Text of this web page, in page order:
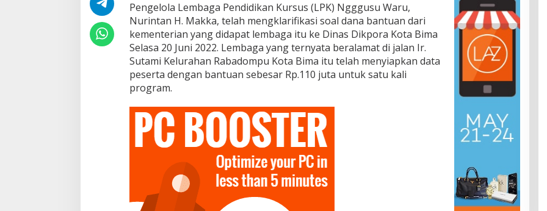
i
D
i
k
p
o
r
Pengelola Lembaga Pendidikan Kursus (LPK) Ngggusu Waru,
Nurintan H. Makka, telah mengklarifikasi soal dana bantuan dari
kementerian yang didapat lembaga itu ke Dinas Dikpora Kota Bima
Selasa 20 Juni 2022. Lembaga yang ternyata beralamat di jalan Ir.
Sutami Kelurahan Rabadompu Kota Bima itu telah menyiapkan data
peserta dengan bantuan sebesar Rp.110 juta untuk satu kali
program.